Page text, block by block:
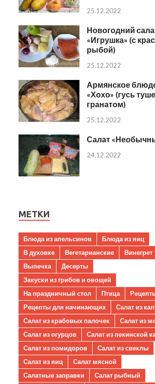
25.12.2022
Новогодний
«Игрушка» (с
рыбой)
25.12.2022
Армянское
«Хохо» (гусь
гранатом)
25.12.2022
Салат
24.12.2022
МЕТКИ
Блюда из апельсинов
Блюда из яиц
В духовке
Вегетарианские
Винегрет
Выпечка
Десерты
Закуски из грибов и овощей
На праздничный стол
Птица
Рецепты для начинающих
Салат из
Салат из крабовых палочек
Салат из
Салат из огурцов
Салат из пекинской
Салат из помидоров
Салат из свеклы
Салат из яиц
Салат мясной
Салатные заправки
Салат рыбный